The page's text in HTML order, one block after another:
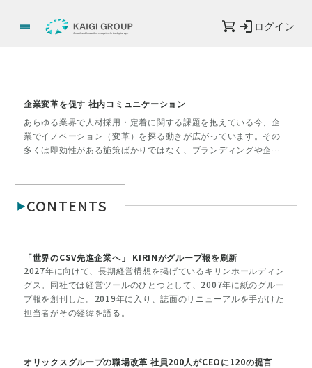
ログイン
企業変革を促す 社内コミュニケーション
あらゆる業界で人材採用・定着に関する課題を抱えている今、企
業でイノベーション（変革）を探る動きが広がっています。その
多くは即効性がある施策ばかりではなく、ブランディングや企業
ました。今号では企業内の変革に乗り出した企業事例とともに、
CONTENTS
「世界のCSV先進企業へ」 KIRINがグループ報を刷新
2027年に向けて、長期経営構想を掲げているキリンホールディン
グス。同社では経営ツールのひとつとして、2007年に紙のグルー
プ報を創刊した。2019年に入り、誌面のリニューアルを手がけた
担当者がその経緯を語る。
オリックスグループの職場改革 社員200人がCEOに120の提言